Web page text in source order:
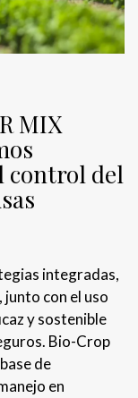
MIX
control del
integradas,
junto con el uso
y sostenible
Bio-Crop
de
en